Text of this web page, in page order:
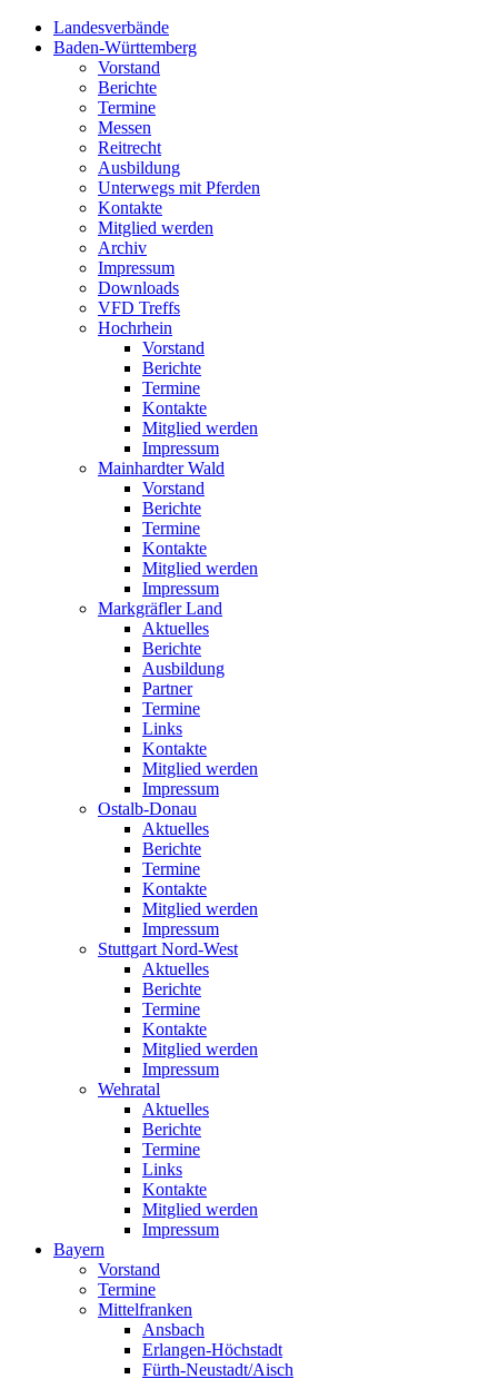
Landesverbände
Baden-Württemberg
Vorstand
Berichte
Termine
Messen
Reitrecht
Ausbildung
Unterwegs mit Pferden
Kontakte
Mitglied werden
Archiv
Impressum
Downloads
VFD Treffs
Hochrhein
Vorstand
Berichte
Termine
Kontakte
Mitglied werden
Impressum
Mainhardter Wald
Vorstand
Berichte
Termine
Kontakte
Mitglied werden
Impressum
Markgräfler Land
Aktuelles
Berichte
Ausbildung
Partner
Termine
Links
Kontakte
Mitglied werden
Impressum
Ostalb-Donau
Aktuelles
Berichte
Termine
Kontakte
Mitglied werden
Impressum
Stuttgart Nord-West
Aktuelles
Berichte
Termine
Kontakte
Mitglied werden
Impressum
Wehratal
Aktuelles
Berichte
Termine
Links
Kontakte
Mitglied werden
Impressum
Bayern
Vorstand
Termine
Mittelfranken
Ansbach
Erlangen-Höchstadt
Fürth-Neustadt/Aisch